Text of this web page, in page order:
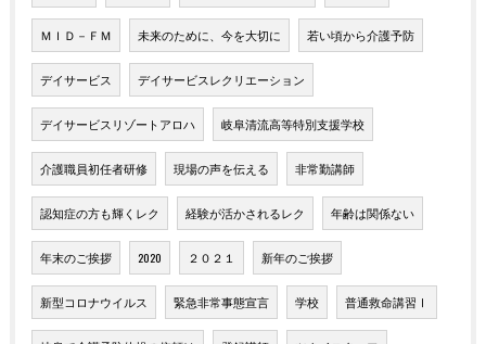
ＭＩＤ－ＦＭ 未来のために、今を大切に 若い頃から介護予防
デイサービス デイサービスレクリエーション
デイサービスリゾートアロハ 岐阜清流高等特別支援学校
介護職員初任者研修 現場の声を伝える 非常勤講師
認知症の方も輝くレク 経験が活かされるレク 年齢は関係ない
年末のご挨拶 2020 ２０２１ 新年のご挨拶
新型コロナウイルス 緊急非常事態宣言 学校 普通救命講習Ⅰ